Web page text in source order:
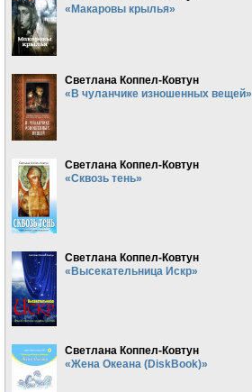
«Макаровы крылья»
Светлана Коппел-Ковтун
«В чуланчике изношенных вещей»
Светлана Коппел-Ковтун
«Сквозь тень»
Светлана Коппел-Ковтун
«Высекательница Искр»
Светлана Коппел-Ковтун
«Жена Океана (DiskBook)»